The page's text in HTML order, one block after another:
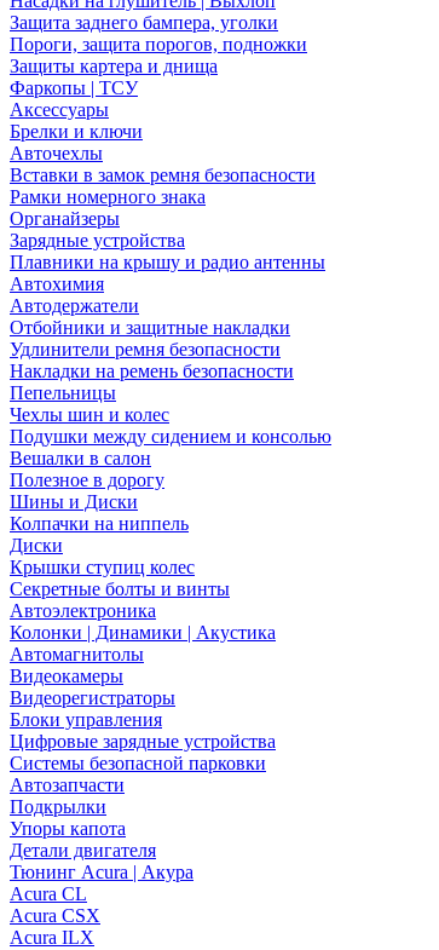
Защита заднего бампера, уголки
Пороги, защита порогов, подножки
Защиты картера и днища
Фаркопы | ТСУ
Аксессуары
Брелки и ключи
Авточехлы
Вставки в замок ремня безопасности
Рамки номерного знака
Органайзеры
Зарядные устройства
Плавники на крышу и радио антенны
Автохимия
Автодержатели
Отбойники и защитные накладки
Удлинители ремня безопасности
Накладки на ремень безопасности
Пепельницы
Чехлы шин и колес
Подушки между сидением и консолью
Вешалки в салон
Полезное в дорогу
Шины и Диски
Колпачки на ниппель
Диски
Крышки ступиц колес
Секретные болты и винты
Автоэлектроника
Колонки | Динамики | Акустика
Автомагнитолы
Видеокамеры
Видеорегистраторы
Блоки управления
Цифровые зарядные устройства
Системы безопасной парковки
Автозапчасти
Подкрылки
Упоры капота
Детали двигателя
Тюнинг Acura | Акура
Acura CL
Acura CSX
Acura ILX